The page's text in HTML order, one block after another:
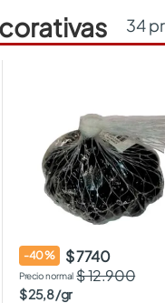
34
-40%
$ 7740
$ 12.900
$25,8/gr